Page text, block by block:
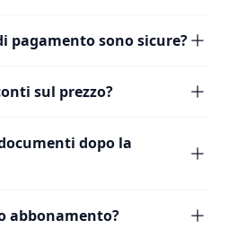
pagamento sono sicure?
sul prezzo?
dopo la
abbonamento?